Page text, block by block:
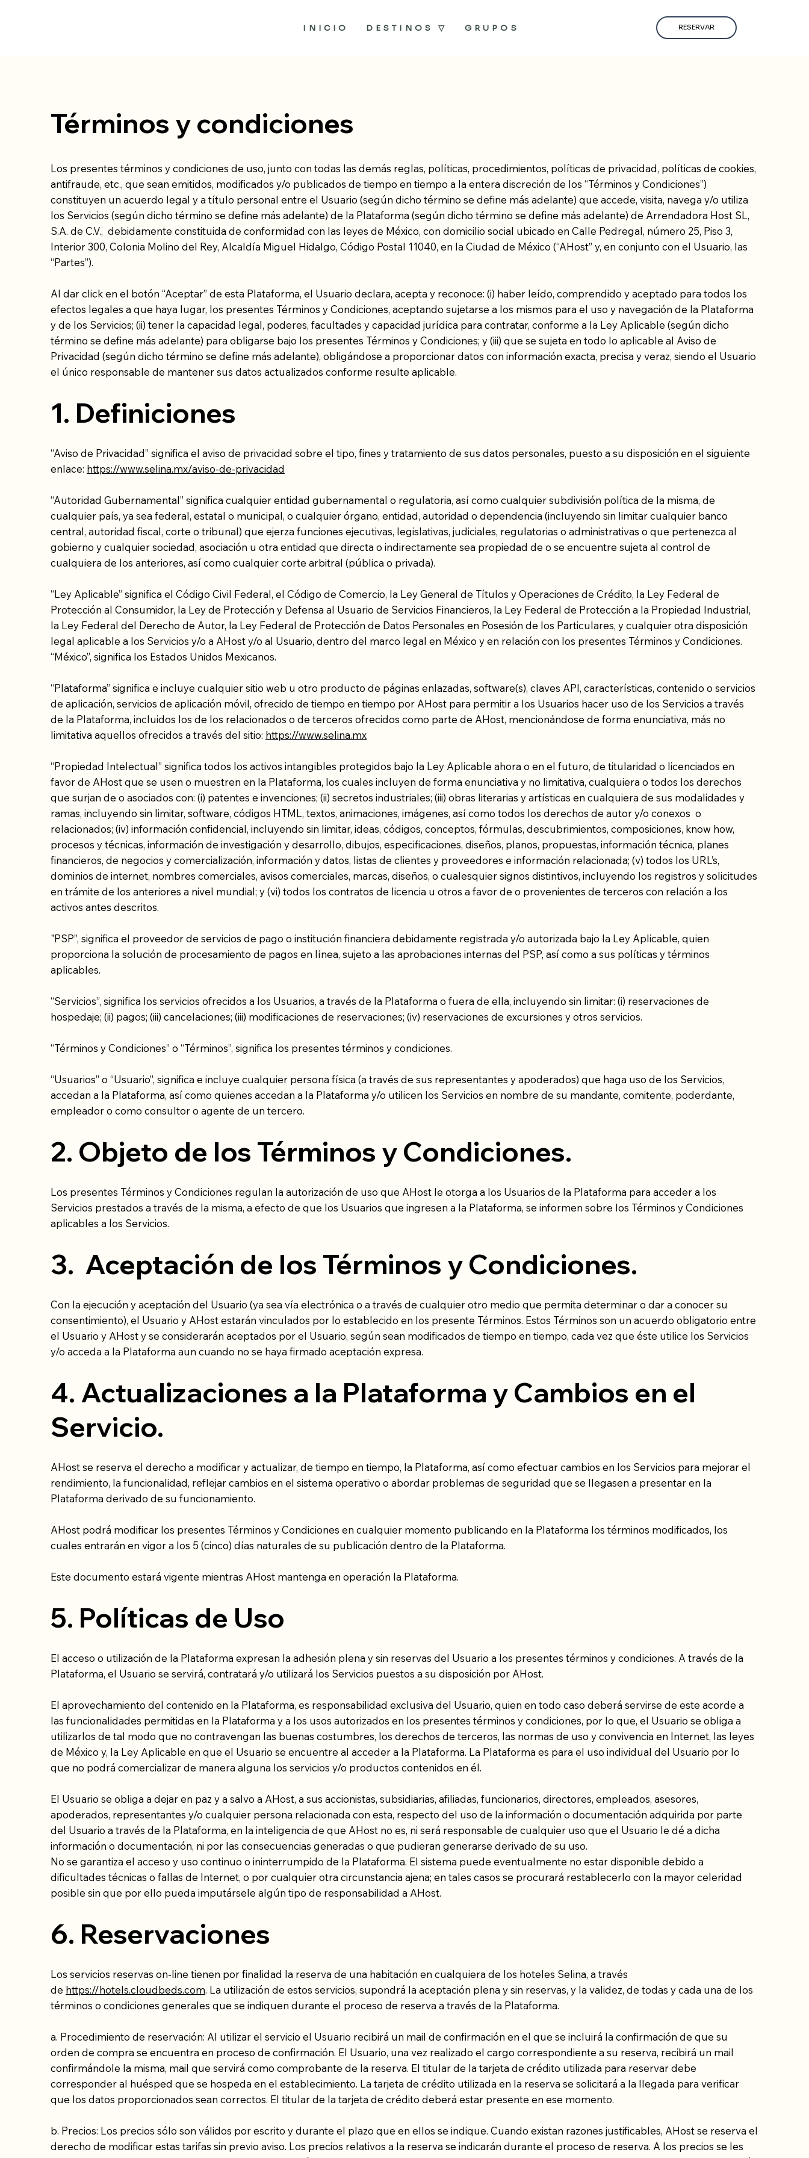
INICIO DESTINOS ▽ GRUPOS RESERVAR
Términos y condiciones
Los presentes términos y condiciones de uso, junto con todas las demás reglas, políticas, procedimientos, políticas de privacidad, políticas de cookies,
antifraude, etc., que sean emitidos, modificados y/o publicados de tiempo en tiempo a la entera discreción de los “Términos y Condiciones”)
constituyen un acuerdo legal y a título personal entre el Usuario (según dicho término se define más adelante) que accede, visita, navega y/o utiliza
los Servicios (según dicho término se define más adelante) de la Plataforma (según dicho término se define más adelante) de Arrendadora Host SL,
S.A. de C.V., debidamente constituida de conformidad con las leyes de México, con domicilio social ubicado en Calle Pedregal, número 25, Piso 3,
Interior 300, Colonia Molino del Rey, Alcaldía Miguel Hidalgo, Código Postal 11040, en la Ciudad de México (“AHost” y, en conjunto con el Usuario, las
“Partes”).
Al dar click en el botón “Aceptar” de esta Plataforma, el Usuario declara, acepta y reconoce: (i) haber leído, comprendido y aceptado para todos los
efectos legales a que haya lugar, los presentes Términos y Condiciones, aceptando sujetarse a los mismos para el uso y navegación de la Plataforma
y de los Servicios; (ii) tener la capacidad legal, poderes, facultades y capacidad jurídica para contratar, conforme a la Ley Aplicable (según dicho
término se define más adelante) para obligarse bajo los presentes Términos y Condiciones; y (iii) que se sujeta en todo lo aplicable al Aviso de
Privacidad (según dicho término se define más adelante), obligándose a proporcionar datos con información exacta, precisa y veraz, siendo el Usuario
el único responsable de mantener sus datos actualizados conforme resulte aplicable.
1. Definiciones
“Aviso de Privacidad” significa el aviso de privacidad sobre el tipo, fines y tratamiento de sus datos personales, puesto a su disposición en el siguiente
enlace: https://www.selina.mx/aviso-de-privacidad
“Autoridad Gubernamental” significa cualquier entidad gubernamental o regulatoria, así como cualquier subdivisión política de la misma, de
cualquier país, ya sea federal, estatal o municipal, o cualquier órgano, entidad, autoridad o dependencia (incluyendo sin limitar cualquier banco
central, autoridad fiscal, corte o tribunal) que ejerza funciones ejecutivas, legislativas, judiciales, regulatorias o administrativas o que pertenezca al
gobierno y cualquier sociedad, asociación u otra entidad que directa o indirectamente sea propiedad de o se encuentre sujeta al control de
cualquiera de los anteriores, así como cualquier corte arbitral (pública o privada).
“Ley Aplicable” significa el Código Civil Federal, el Código de Comercio, la Ley General de Títulos y Operaciones de Crédito, la Ley Federal de
Protección al Consumidor, la Ley de Protección y Defensa al Usuario de Servicios Financieros, la Ley Federal de Protección a la Propiedad Industrial,
la Ley Federal del Derecho de Autor, la Ley Federal de Protección de Datos Personales en Posesión de los Particulares, y cualquier otra disposición
legal aplicable a los Servicios y/o a AHost y/o al Usuario, dentro del marco legal en México y en relación con los presentes Términos y Condiciones.
“México”, significa los Estados Unidos Mexicanos.
“Plataforma” significa e incluye cualquier sitio web u otro producto de páginas enlazadas, software(s), claves API, características, contenido o servicios
de aplicación, servicios de aplicación móvil, ofrecido de tiempo en tiempo por AHost para permitir a los Usuarios hacer uso de los Servicios a través
de la Plataforma, incluidos los de los relacionados o de terceros ofrecidos como parte de AHost, mencionándose de forma enunciativa, más no
limitativa aquellos ofrecidos a través del sitio: https://www.selina.mx
“Propiedad Intelectual” significa todos los activos intangibles protegidos bajo la Ley Aplicable ahora o en el futuro, de titularidad o licenciados en
favor de AHost que se usen o muestren en la Plataforma, los cuales incluyen de forma enunciativa y no limitativa, cualquiera o todos los derechos
que surjan de o asociados con: (i) patentes e invenciones; (ii) secretos industriales; (iii) obras literarias y artísticas en cualquiera de sus modalidades y
ramas, incluyendo sin limitar, software, códigos HTML, textos, animaciones, imágenes, así como todos los derechos de autor y/o conexos o
relacionados; (iv) información confidencial, incluyendo sin limitar, ideas, códigos, conceptos, fórmulas, descubrimientos, composiciones, know how,
procesos y técnicas, información de investigación y desarrollo, dibujos, especificaciones, diseños, planos, propuestas, información técnica, planes
financieros, de negocios y comercialización, información y datos, listas de clientes y proveedores e información relacionada; (v) todos los URL’s,
dominios de internet, nombres comerciales, avisos comerciales, marcas, diseños, o cualesquier signos distintivos, incluyendo los registros y solicitudes
en trámite de los anteriores a nivel mundial; y (vi) todos los contratos de licencia u otros a favor de o provenientes de terceros con relación a los
activos antes descritos.
"PSP”, significa el proveedor de servicios de pago o institución financiera debidamente registrada y/o autorizada bajo la Ley Aplicable, quien
proporciona la solución de procesamiento de pagos en línea, sujeto a las aprobaciones internas del PSP, así como a sus políticas y términos
aplicables.
“Servicios”, significa los servicios ofrecidos a los Usuarios, a través de la Plataforma o fuera de ella, incluyendo sin limitar: (i) reservaciones de
hospedaje; (ii) pagos; (iii) cancelaciones; (iii) modificaciones de reservaciones; (iv) reservaciones de excursiones y otros servicios.
“Términos y Condiciones” o “Términos”, significa los presentes términos y condiciones.
“Usuarios” o “Usuario”, significa e incluye cualquier persona física (a través de sus representantes y apoderados) que haga uso de los Servicios,
accedan a la Plataforma, así como quienes accedan a la Plataforma y/o utilicen los Servicios en nombre de su mandante, comitente, poderdante,
empleador o como consultor o agente de un tercero.
2. Objeto de los Términos y Condiciones.
Los presentes Términos y Condiciones regulan la autorización de uso que AHost le otorga a los Usuarios de la Plataforma para acceder a los
Servicios prestados a través de la misma, a efecto de que los Usuarios que ingresen a la Plataforma, se informen sobre los Términos y Condiciones
aplicables a los Servicios.​
3. Aceptación de los Términos y Condiciones.
Con la ejecución y aceptación del Usuario (ya sea vía electrónica o a través de cualquier otro medio que permita determinar o dar a conocer su
consentimiento), el Usuario y AHost estarán vinculados por lo establecido en los presente Términos. Estos Términos son un acuerdo obligatorio entre
el Usuario y AHost y se considerarán aceptados por el Usuario, según sean modificados de tiempo en tiempo, cada vez que éste utilice los Servicios
y/o acceda a la Plataforma aun cuando no se haya firmado aceptación expresa.
4. Actualizaciones a la Plataforma y Cambios en el
Servicio.
AHost se reserva el derecho a modificar y actualizar, de tiempo en tiempo, la Plataforma, así como efectuar cambios en los Servicios para mejorar el
rendimiento, la funcionalidad, reflejar cambios en el sistema operativo o abordar problemas de seguridad que se llegasen a presentar en la
Plataforma derivado de su funcionamiento.
AHost podrá modificar los presentes Términos y Condiciones en cualquier momento publicando en la Plataforma los términos modificados, los
cuales entrarán en vigor a los 5 (cinco) días naturales de su publicación dentro de la Plataforma.
Este documento estará vigente mientras AHost mantenga en operación la Plataforma.
5. Políticas de Uso
El acceso o utilización de la Plataforma expresan la adhesión plena y sin reservas del Usuario a los presentes términos y condiciones. A través de la
Plataforma, el Usuario se servirá, contratará y/o utilizará los Servicios puestos a su disposición por AHost.
El aprovechamiento del contenido en la Plataforma, es responsabilidad exclusiva del Usuario, quien en todo caso deberá servirse de este acorde a
las funcionalidades permitidas en la Plataforma y a los usos autorizados en los presentes términos y condiciones, por lo que, el Usuario se obliga a
utilizarlos de tal modo que no contravengan las buenas costumbres, los derechos de terceros, las normas de uso y convivencia en Internet, las leyes
de México y, la Ley Aplicable en que el Usuario se encuentre al acceder a la Plataforma. La Plataforma es para el uso individual del Usuario por lo
que no podrá comercializar de manera alguna los servicios y/o productos contenidos en él.
El Usuario se obliga a dejar en paz y a salvo a AHost, a sus accionistas, subsidiarias, afiliadas, funcionarios, directores, empleados, asesores,
apoderados, representantes y/o cualquier persona relacionada con esta, respecto del uso de la información o documentación adquirida por parte
del Usuario a través de la Plataforma, en la inteligencia de que AHost no es, ni será responsable de cualquier uso que el Usuario le dé a dicha
información o documentación, ni por las consecuencias generadas o que pudieran generarse derivado de su uso.
No se garantiza el acceso y uso continuo o ininterrumpido de la Plataforma. El sistema puede eventualmente no estar disponible debido a
dificultades técnicas o fallas de Internet, o por cualquier otra circunstancia ajena; en tales casos se procurará restablecerlo con la mayor celeridad
posible sin que por ello pueda imputársele algún tipo de responsabilidad a AHost.
6. Reservaciones
Los servicios reservas on-line tienen por finalidad la reserva de una habitación en cualquiera de los hoteles Selina, a través
de https://hotels.cloudbeds.com. La utilización de estos servicios, supondrá la aceptación plena y sin reservas, y la validez, de todas y cada una de los
términos o condiciones generales que se indiquen durante el proceso de reserva a través de la Plataforma.
a. Procedimiento de reservación: Al utilizar el servicio el Usuario recibirá un mail de confirmación en el que se incluirá la confirmación de que su
orden de compra se encuentra en proceso de confirmación. El Usuario, una vez realizado el cargo correspondiente a su reserva, recibirá un mail
confirmándole la misma, mail que servirá como comprobante de la reserva. El titular de la tarjeta de crédito utilizada para reservar debe
corresponder al huésped que se hospeda en el establecimiento. La tarjeta de crédito utilizada en la reserva se solicitará a la llegada para verificar
que los datos proporcionados sean correctos. El titular de la tarjeta de crédito deberá estar presente en ese momento.
b. Precios: Los precios sólo son válidos por escrito y durante el plazo que en ellos se indique. Cuando existan razones justificables, AHost se reserva el
derecho de modificar estas tarifas sin previo aviso. Los precios relativos a la reserva se indicarán durante el proceso de reserva. A los precios se les